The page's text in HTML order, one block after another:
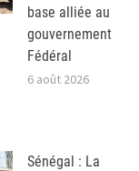
base alliée au
gouvernement
Fédéral
6 août 2026
Sénégal : La